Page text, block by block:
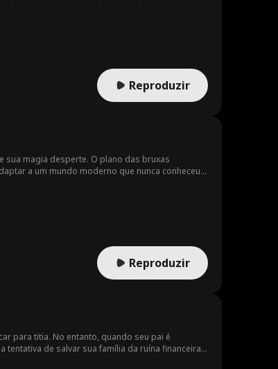
Reproduzir
sua magia desperte. O plano das bruxas
a um mundo moderno que nunca conheceu
Reproduzir
para titia. No entanto, quando seu pai é
de salvar sua família da ruína financeira.